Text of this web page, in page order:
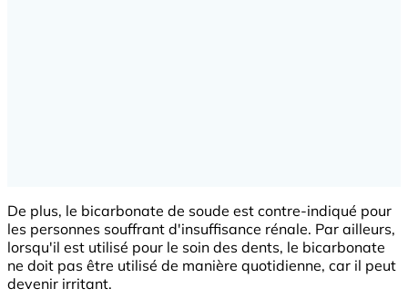
De plus, le bicarbonate de soude est contre-indiqué pour
les personnes souffrant d'insuffisance rénale. Par ailleurs,
lorsqu'il est utilisé pour le soin des dents, le bicarbonate
ne doit pas être utilisé de manière quotidienne, car il peut
devenir irritant.